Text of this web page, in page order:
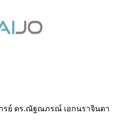
รย์ ดร.ณัฐณภรณ์ เอกนราจินดา